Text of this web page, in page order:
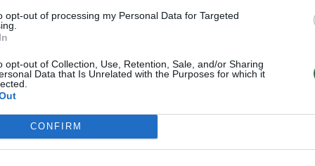
opt-out of processing my Personal Data for Targeted
opt-out of Collection, Use, Retention, Sale, and/or Sharing
Data that Is Unrelated with the Purposes for which it
CONFIRM
Kuprines pasvėrę specialistai įspėja apie
pavojingą įprotį: tą daro daugiau nei pusė
Žinios | Lietuvos diena